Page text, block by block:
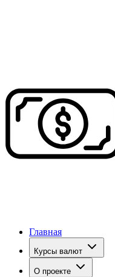
Главная
Курсы валют
О проекте